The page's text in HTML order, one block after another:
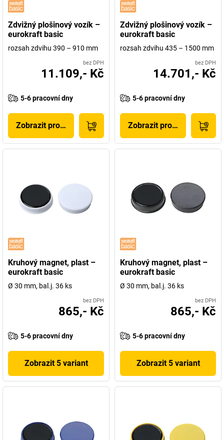
Zdvižný plošinový vozík –
eurokraft basic
rozsah zdvihu 390 – 910 mm
bez DPH
11.109,- Kč
5-6 pracovní dny
Zobrazit produkt
Zdvižný plošinový vozík –
eurokraft basic
rozsah zdvihu 435 – 1500 mm
bez DPH
14.701,- Kč
5-6 pracovní dny
Zobrazit produkt
Kruhový magnet, plast –
eurokraft basic
Ø 30 mm, bal.j. 36 ks
bez DPH
865,- Kč
5-6 pracovní dny
Zobrazit 5 variant
Kruhový magnet, plast –
eurokraft basic
Ø 30 mm, bal.j. 36 ks
bez DPH
865,- Kč
5-6 pracovní dny
Zobrazit 5 variant